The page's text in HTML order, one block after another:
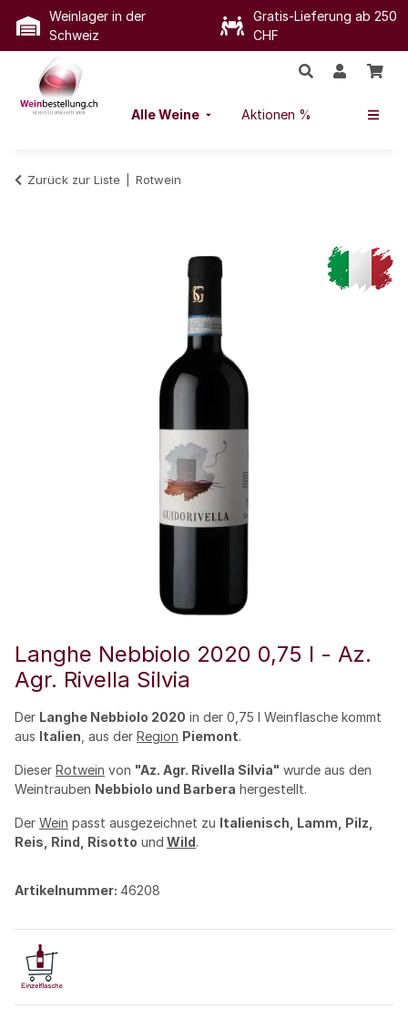
Weinlager in der
Schweiz
Gratis-Lieferung ab 250
CHF
Alle Weine Aktionen %
Zurück zur Liste Rotwein
Langhe Nebbiolo 2020 0,75 l - Az.
Agr. Rivella Silvia
Der Langhe Nebbiolo 2020 in der 0,75 l Weinflasche kommt
aus Italien , aus der Region Piemont.
Dieser Rotwein von "Az. Agr. Rivella Silvia" wurde aus den
Weintrauben Nebbiolo und Barbera hergestellt.
Der Wein passt ausgezeichnet zu Italienisch, Lamm, Pilz,
Reis, Rind, Risotto und Wild.
Artikelnummer: 46208